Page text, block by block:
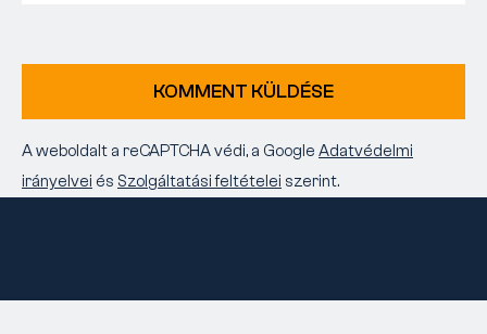
KOMMENT KÜLDÉSE
A weboldalt a reCAPTCHA védi, a Google Adatvédelmi
irányelvei és Szolgáltatási feltételei szerint.